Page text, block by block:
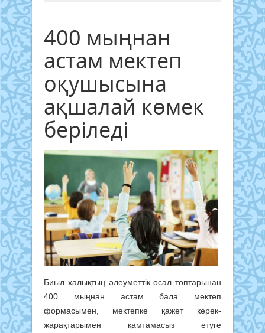
400 мыңнан
астам мектеп
оқушысына
ақшалай көмек
беріледі
Биыл халықтың әлеуметтік осал топтарынан
400 мыңнан астам бала мектеп
формасымен, мектепке қажет керек-
жарақтарымен қамтамасыз етуге